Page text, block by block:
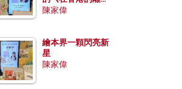
種菜》
陳家偉
繪本界一顆閃亮新
星
陳家偉